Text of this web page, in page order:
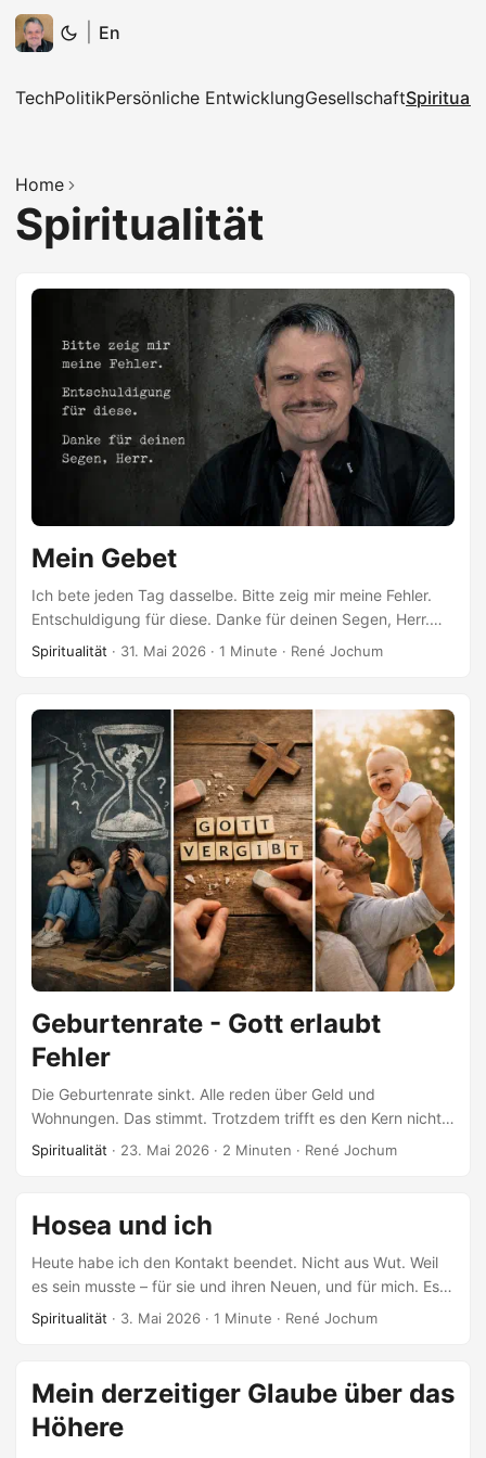
En
TechPolitikPersönliche EntwicklungGesellschaft
Home
Spiritualität
Mein Gebet
Ich bete jeden Tag dasselbe. Bitte zeig mir meine Fehler.
Entschuldigung für diese. Danke für deinen Segen, Herr.
Dein Wille möge der meine sein. Dein Gesetz das meine.
Jemand hat mich gefragt: Wenn sein Wille über deinem
steht — zweifelst du? Nein. Ich hoffe, dass er meinen
überschreibt. Vollständig. Stück für Stück. Und was bleibt
dann von mir übrig? ...
Spiritualität · 31. Mai 2026 · 1 Minute · René Jochum
Geburtenrate - Gott erlaubt
Fehler
Die Geburtenrate sinkt. Alle reden über Geld und
Wohnungen. Das stimmt. Trotzdem trifft es den Kern nicht.
Der Kern ist Angst Menschen bekommen keine Kinder, weil
ein Fehler heute genügt, um disqualifiziert zu werden. So
fühlt es sich an. Das erstickt. Was ich als gläubiger gelernt
habe: Gott vergibt. Gott will sogar, dass wir Fehler machen,
um daraus zu lernen. Das ist keine Schwäche. Das ist der
Boden, auf dem ein Mensch überhaupt leben kann. ...
Spiritualität · 23. Mai 2026 · 2 Minuten · René Jochum
Hosea und ich
Heute habe ich den Kontakt beendet. Nicht aus Wut. Weil
es sein musste – für sie und ihren Neuen, und für mich. Es
tut weh. Die Zeit mit ihr war schön. Hirn und Herz Das Hirn
danach. Und jetzt: Stille. Hosea Hosea hat eine Frau
geheiratet, die ihn betrügen wird. Er wusste es. Er hat es
trotzdem getan. Später hat er sie zurückgekauft –
Spiritualität · 3. Mai 2026 · 1 Minute · René Jochum
Mein derzeitiger Glaube über das
Höhere